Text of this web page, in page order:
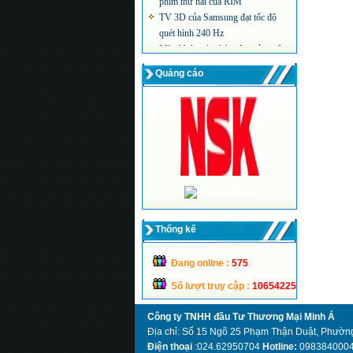
TV 3D của Samsung đạt tốc độ
Màn hình máy tính siêu mỏng công
Quảng cáo
Thống kế
Đang online : 575
Số lượt truy cập : 10654225
Công ty TNHH đầu Tư Thương Mại Minh Á
Địa chỉ: Số 15 Ngõ 25 Phạm Thận Duật,
Điện thoại:024.62950704 Hotline: